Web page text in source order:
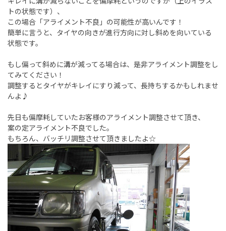
トの状態です）、
この場合「アライメント不良」の可能性が高いんです！
簡単に言うと、タイヤの向きが進行方向に対し斜めを向いている
状態です。
もし偏って斜めに溝が減ってる場合は、是非アライメント調整をし
てみてください！
調整するとタイヤがキレイにすり減って、長持ちするかもしれませ
んよ♪
先日も偏摩耗していたお客様のアライメント調整させて頂き、
案の定アライメント不良でした。
もちろん、バッチリ調整させて頂きましたよ☆